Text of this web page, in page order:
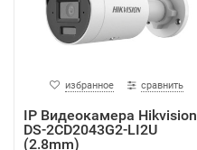
избранное сравнить
IP Видеокамера Hikvision
DS-2CD2043G2-LI2U
(2.8mm)